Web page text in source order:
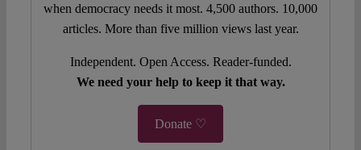
when democracy needs it most. 4,500 authors. 10,000
articles. More than five million views last year.
Independent. Open Access. Reader-funded.
We need your help to keep it that way.
Donate ♡